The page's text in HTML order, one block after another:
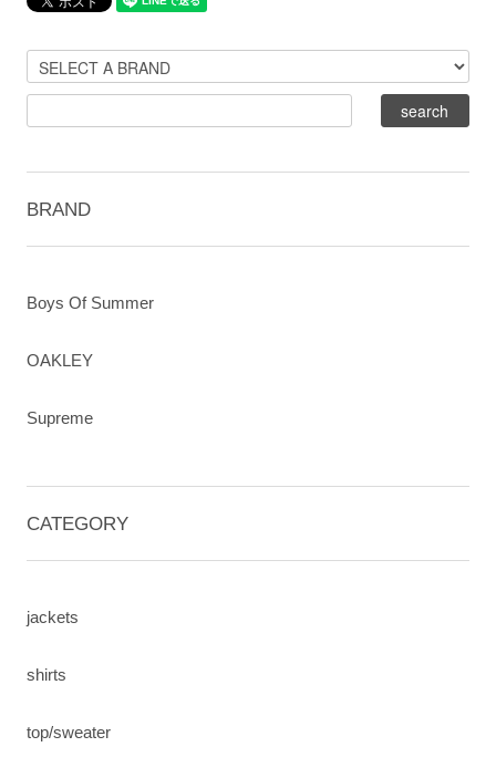
BRAND
Boys Of Summer
OAKLEY
Supreme
CATEGORY
jackets
shirts
top/sweater